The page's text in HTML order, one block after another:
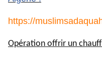
https://
Opération offrir un